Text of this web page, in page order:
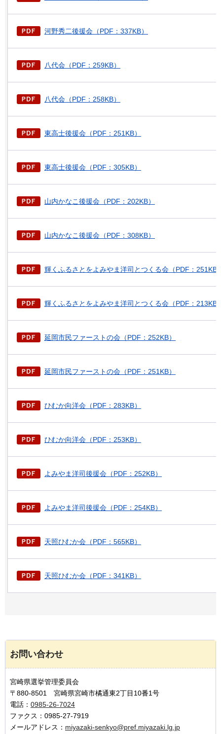
河野秀二後援会（PDF：337KB）
八代会（PDF：259KB）
八代会（PDF：258KB）
東高士後援会（PDF：251KB）
東高士後援会（PDF：305KB）
山内かなこ後援会（PDF：202KB）
山内かなこ後援会（PDF：308KB）
輝くふるさとをよみやま洋司とつくる会（PDF：251KB
輝くふるさとをよみやま洋司とつくる会（PDF：213KB
延岡市民ファーストの会（PDF：252KB）
延岡市民ファーストの会（PDF：251KB）
ひむか向洋会（PDF：283KB）
ひむか向洋会（PDF：253KB）
よみやま洋司後援会（PDF：252KB）
よみやま洋司後援会（PDF：254KB）
天照ひむか会（PDF：565KB）
天照ひむか会（PDF：341KB）
お問い合わせ
宮崎県選挙管理委員会
〒880-8501 宮崎県宮崎市橘通東2丁目10番1号
電話： 0985-26-7024
ファクス：0985-27-7919
メールアドレス： miyazaki-senkyo@pref.miyazaki.lg.jp